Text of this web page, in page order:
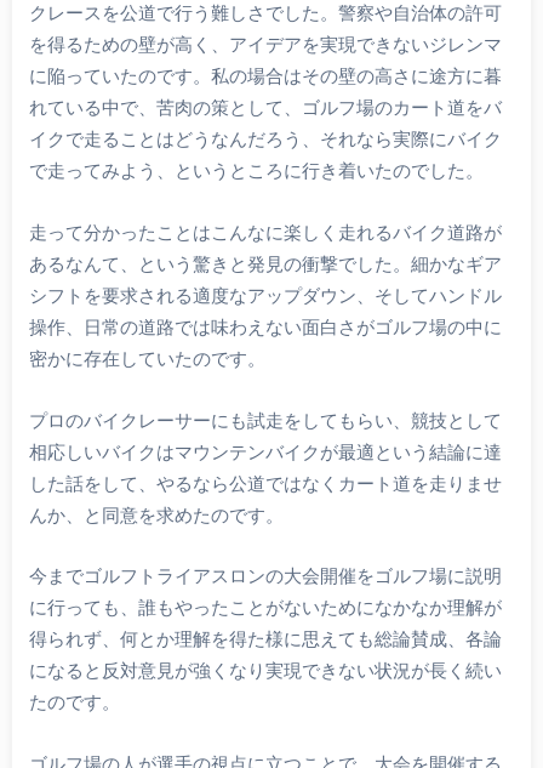
クレースを公道で行う難しさでした。警察や自治体の許可
を得るための壁が高く、アイデアを実現できないジレンマ
に陥っていたのです。私の場合はその壁の高さに途方に暮
れている中で、苦肉の策として、ゴルフ場のカート道をバ
イクで走ることはどうなんだろう、それなら実際にバイク
で走ってみよう、というところに行き着いたのでした。
走って分かったことはこんなに楽しく走れるバイク道路が
あるなんて、という驚きと発見の衝撃でした。細かなギア
シフトを要求される適度なアップダウン、そしてハンドル
操作、日常の道路では味わえない面白さがゴルフ場の中に
密かに存在していたのです。
プロのバイクレーサーにも試走をしてもらい、競技として
相応しいバイクはマウンテンバイクが最適という結論に達
した話をして、やるなら公道ではなくカート道を走りませ
んか、と同意を求めたのです。
今までゴルフトライアスロンの大会開催をゴルフ場に説明
に行っても、誰もやったことがないためになかなか理解が
得られず、何とか理解を得た様に思えても総論賛成、各論
になると反対意見が強くなり実現できない状況が長く続い
たのです。
ゴルフ場の人が選手の視点に立つことで、大会を開催する